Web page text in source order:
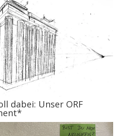
dabei: Unser ORF